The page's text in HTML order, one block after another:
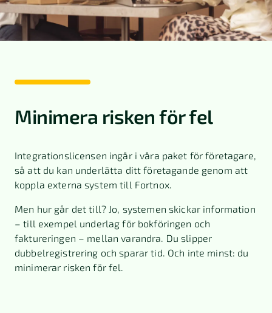
Minimera risken för fel
Integrationslicensen ingår i våra paket för företagare,
så att du kan underlätta ditt företagande genom att
koppla externa system till Fortnox.
Men hur går det till? Jo, systemen skickar information
– till exempel underlag för bokföringen och
faktureringen – mellan varandra. Du slipper
dubbelregistrering och sparar tid. Och inte minst: du
minimerar risken för fel.